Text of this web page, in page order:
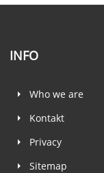
INFO
Who we are
Kontakt
Privacy
Sitemap